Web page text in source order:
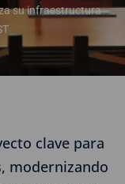
su infraestructura
clave para
modernizando